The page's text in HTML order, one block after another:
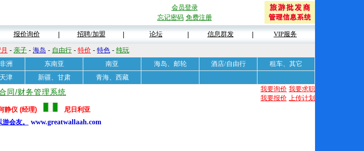
会员登录
忘记密码 免费注册
报价询价 招聘/加盟 论坛 信息群发 VIP服务
- 亲子 - 海岛 - 自由行 - 特价 - 特色 - 纯玩
洲 东南亚 南亚 海岛、邮轮 酒店/自由行
租车、其它
津 新疆、甘肃
青海、西藏
同/财务管理系统 我要询价 我要求职
我要报价 上传计划
静仪 (经理)
尼日利亚
会友。
www.greatwallaah.com